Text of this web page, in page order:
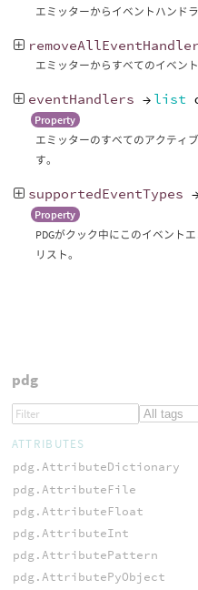
エミッターからイベントハンド
エミッターからすべてのイベン
eventHandlers → list
Property
エミッターのすべてのアクティ
す。
supportedEventTypes
Property
PDGがクック中にこのイベント
リスト。
pdg
ATTRIBUTES
pdg.AttributeDictionary
pdg.AttributeFile
pdg.AttributeFloat
pdg.AttributeInt
pdg.AttributePattern
pdg.AttributePyObject